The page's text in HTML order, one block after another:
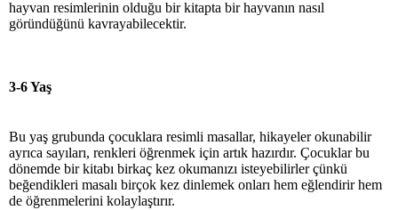
hayvan resimlerinin olduğu bir kitapta bir hayvanın nasıl
göründüğünü kavrayabilecektir.
3-6 Yaş
Bu yaş grubunda çocuklara resimli masallar, hikayeler okunabilir
ayrıca sayıları, renkleri öğrenmek için artık hazırdır. Çocuklar bu
dönemde bir kitabı birkaç kez okumanızı isteyebilirler çünkü
beğendikleri masalı birçok kez dinlemek onları hem eğlendirir hem
de öğrenmelerini kolaylaştırır.